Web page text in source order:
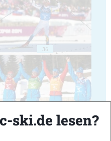
36
38
ski.de lesen?